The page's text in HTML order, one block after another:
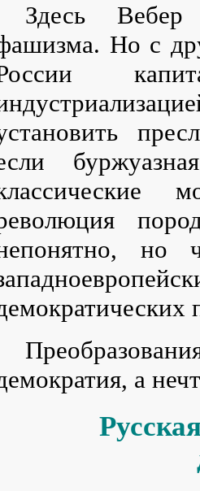
Здесь Вебер
Но с
но
а